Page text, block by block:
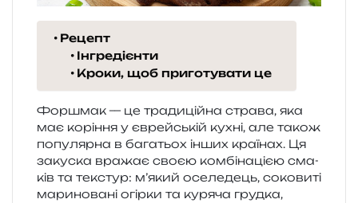
Рецепт
Інгредієнти
Кроки, щоб приготувати це
Форшмак — це тра­ди­цій­на стра­ва, яка
має корі­н­ня у єврей­ській кухні, але також
попу­ляр­на в бага­тьох інших кра­ї­нах. Ця
заку­ска вра­жає своєю ком­бі­на­ці­єю сма­
ків та текс­тур: м’я­кий осе­ле­дець, соко­ви­ті
мари­но­ва­ні огір­ки та куря­ча груд­ка,